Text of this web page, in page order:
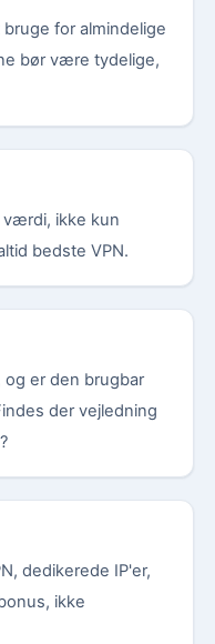
for almindelige
bør være tydelige,
værdi, ikke kun
bedste VPN.
er den brugbar
der vejledning
dedikerede IP'er,
ikke